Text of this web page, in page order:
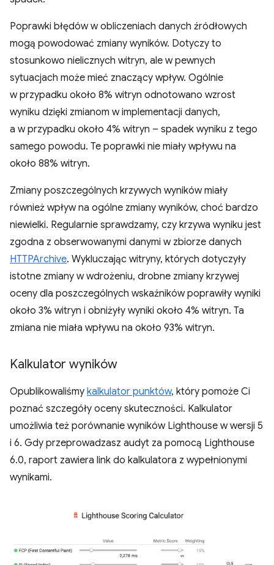
Poprawki błędów w obliczeniach danych źródłowych
mogą powodować zmiany wyników. Dotyczy to
stosunkowo nielicznych witryn, ale w pewnych
sytuacjach może mieć znaczący wpływ. Ogólnie
w przypadku około 8% witryn odnotowano wzrost
wyniku dzięki zmianom w implementacji danych,
a w przypadku około 4% witryn – spadek wyniku z tego
samego powodu. Te poprawki nie miały wpływu na
około 88% witryn.
Zmiany poszczególnych krzywych wyników miały
również wpływ na ogólne zmiany wyników, choć bardzo
niewielki. Regularnie sprawdzamy, czy krzywa wyniku jest
zgodna z obserwowanymi danymi w zbiorze danych
HTTPArchive. Wykluczając witryny, których dotyczyły
istotne zmiany w wdrożeniu, drobne zmiany krzywej
oceny dla poszczególnych wskaźników poprawiły wyniki
około 3% witryn i obniżyły wyniki około 4% witryn. Ta
zmiana nie miała wpływu na około 93% witryn.
Kalkulator wyników
Opublikowaliśmy kalkulator punktów, który pomoże Ci
poznać szczegóły oceny skuteczności. Kalkulator
umożliwia też porównanie wyników Lighthouse w wersji 5
i 6. Gdy przeprowadzasz audyt za pomocą Lighthouse
6.0, raport zawiera link do kalkulatora z wypełnionymi
wynikami.